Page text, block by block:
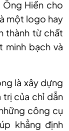
Ông Hiền cho
một logo hay
thành từ chất
minh bạch và
là xây dựng
trị của chỉ dẫn
công cụ
khẳng định